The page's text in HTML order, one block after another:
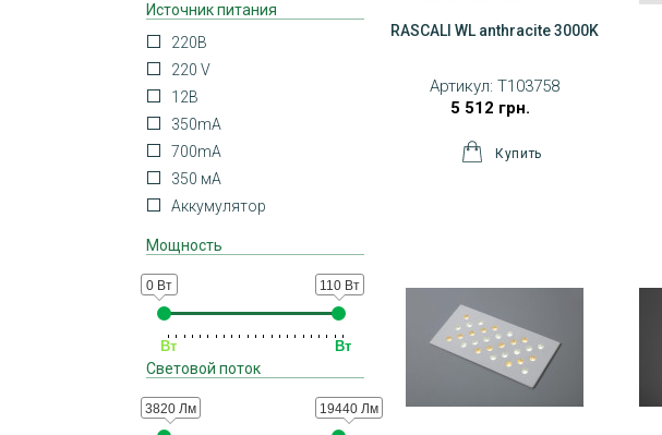
Источник питания
220В
220 V
12В
350mA
700mA
350 мА
Аккумулятор
Мощность
0 Вт 110 Вт
Вт Вт
Световой поток
3820 Лм 19440 Лм
RASCALI WL anthracite 3000K
Артикул: T103758
5 512 грн.